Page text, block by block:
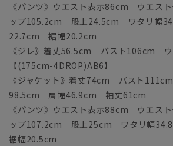
《パンツ》ウエスト表示86cm ウエス
ップ105.2cm 股上24.5cm ワタリ幅
22.7cm 裾幅20.2cm
《ジレ》着丈56.5cm バスト106cm
【(175cm-4DROP)AB6】
《ジャケット》着丈74cm バスト
98.5cm 肩幅46.9cm 袖丈61cm
《パンツ》ウエスト表示88cm ウエス
ップ107.2cm 股上25cm ワタリ幅
裾幅20.5cm